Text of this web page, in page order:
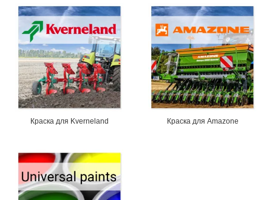
Краска для Kverneland Краска для Amazone